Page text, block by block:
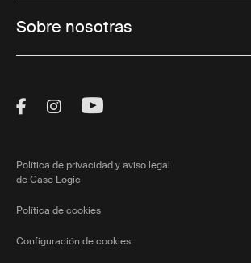
Sobre nosotras
Visit Thule on Facebook
Visit Thule on Instagram
Visit Thule on
Política de privacidad y aviso legal
de Case Logic
Política de cookies
Configuración de cookies